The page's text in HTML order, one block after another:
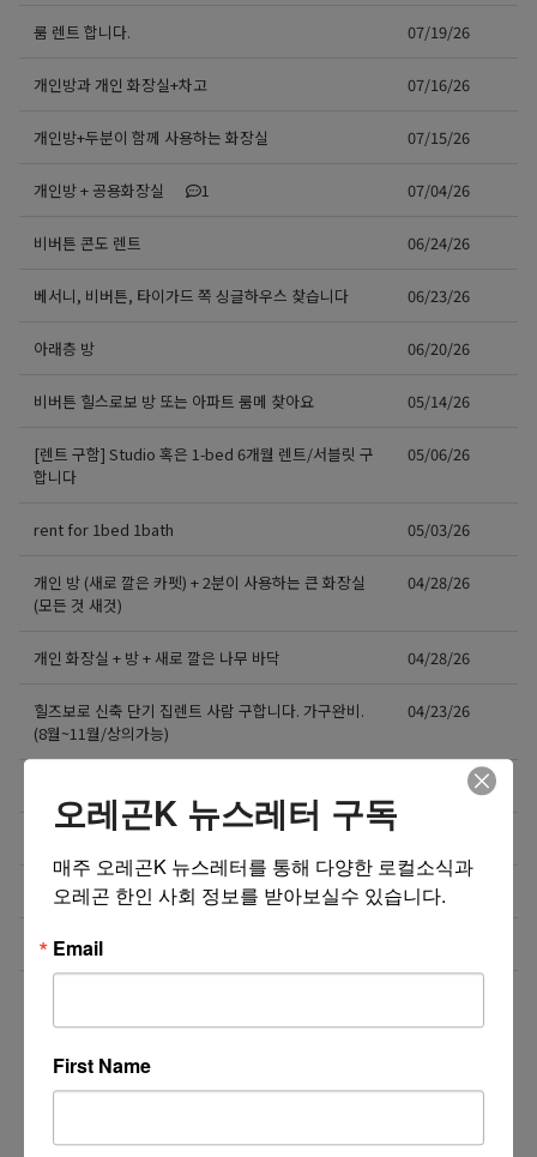
룸 렌트 합니다. 07/19/26
개인방과 개인 화장실+차고 07/16/26
개인방+두분이 함께 사용하는 화장실 07/15/26
개인방 + 공용화장실 1 07/04/26
비버튼 콘도 렌트 06/24/26
베서니, 비버튼, 타이가드 쪽 싱글하우스 찾습니다 06/23/26
아래층 방 06/20/26
비버튼 힐스로보 방 또는 아파트 룸메 찾아요 05/14/26
[렌트 구함] Studio 혹은 1-bed 6개월 렌트/서블릿 구
합니다
05/06/26
rent for 1bed 1bath 05/03/26
개인 방 (새로 깔은 카펫) + 2분이 사용하는 큰 화장실
(모든 것 새것)
04/28/26
개인 화장실 + 방 + 새로 깔은 나무 바닥 04/28/26
힐즈보로 신축 단기 집렌트 사람 구합니다. 가구완비.
(8월~11월/상의가능)
04/23/26
04/18/26
아래층 방 렌트 및 여행자 air bnb
힐스보로 인텔 & 항공학교 가까운 곳 04/14/26
5/13 – 6/14 한달 머물 집 구해요
오레곤K 뉴스레터 구독
매주 오레곤K 뉴스레터를 통해 다양한 로컬소식과
오레곤 한인 사회 정보를 받아보실수 있습니다.
Email
First Name